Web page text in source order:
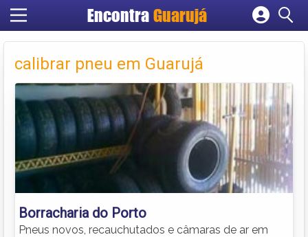
Encontra Guarujá
Cadastrar empresa
Criar conta
calibrar pneu em Guarujá
Borracharia do Porto
Pneus novos, recauchutados e câmaras de ar em